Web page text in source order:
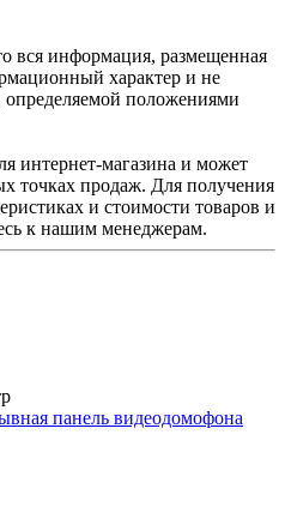
вся информация, размещенная
характер и не
определяемой положениями
интернет-магазина и может
точках продаж. Для получения
и стоимости товаров и
к нашим менеджерам.
панель видеодомофона